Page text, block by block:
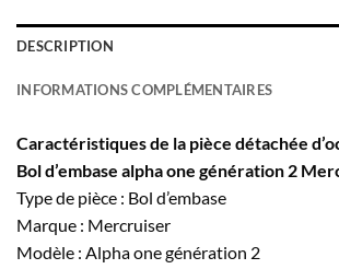
DESCRIPTION
INFORMATIONS COMPLÉMENTAIRES
Caractéristiques de la pièce détachée
Bol d’embase alpha one génération 2
Type de pièce : Bol d’embase
Marque : Mercruiser
Modèle : Alpha one génération 2